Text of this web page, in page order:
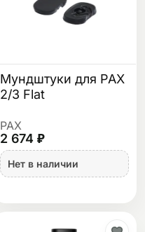
Мундштуки для PAX
2/3 Flat
PAX
2 674 ₽
Нет в наличии